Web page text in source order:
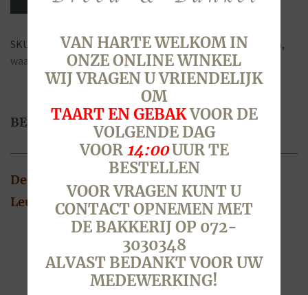
SKU: Categorie:CadeaubonnenTags:bon,cadeaubon,
waardebon
BESCHRIJVING
De lekkerste Cadeaubon is die van BEERSE
Leuk om te geven en te krijgen
VAN HARTE WELKOM IN
ONZE ONLINE WINKEL
WIJ VRAGEN U VRIENDELIJK
OM
TAART EN GEBAKVOOR DE
VOLGENDE DAG
VOOR 14:00UUR TE
BESTELLEN
VOOR VRAGEN KUNT U
CONTACT OPNEMEN MET
DE BAKKERIJ OP 072-
3030348
ALVAST BEDANKT VOOR UW
MEDEWERKING!